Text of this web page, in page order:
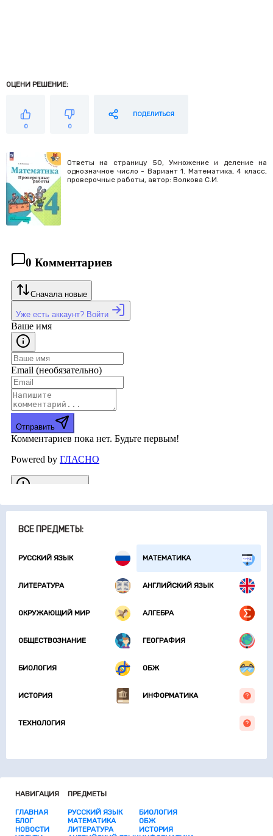
ВСЕ ПРЕДМЕТЫ:
РУССКИЙ ЯЗЫК МАТЕМАТИКА
ЛИТЕРАТУРА АНГЛИЙСКИЙ ЯЗЫК
ОКРУЖАЮЩИЙ МИР АЛГЕБРА
ОБЩЕСТВОЗНАНИЕ ГЕОГРАФИЯ
БИОЛОГИЯ ОБЖ
ИСТОРИЯ ИНФОРМАТИКА
ТЕХНОЛОГИЯ
ОЦЕНИ РЕШЕНИЕ:
0 0
ПОДЕЛИТЬСЯ
Ответы на страницу 50, Умножение и деление на
однозначное число - Вариант 1. Математика, 4 класс,
проверочные работы, автор: Волкова С.И.
НАВИГАЦИЯ
ГЛАВНАЯ
БЛОГ
НОВОСТИ
ПРЕДМЕТЫ
РУССКИЙ ЯЗЫК
МАТЕМАТИКА
ЛИТЕРАТУРА
БИОЛОГИЯ
ОБЖ
ИСТОРИЯ